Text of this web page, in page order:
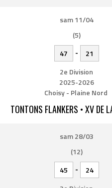
sam 11/04
(5)
47
-
21
2e Division
2025-2026
Choisy - Plaine Nord
TONTONS FLANKERS • XV DE
sam 28/03
(12)
45
-
24